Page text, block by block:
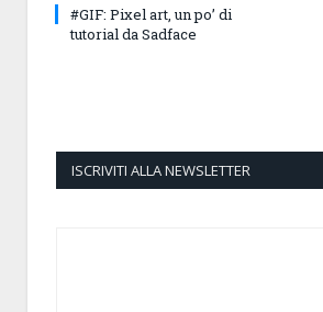
#GIF: Pixel art, un po’ di
tutorial da Sadface
ISCRIVITI ALLA NEWSLETTER